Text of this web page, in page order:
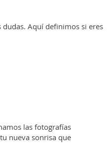
Aquí definimos si eres
las fotografías
nueva sonrisa que